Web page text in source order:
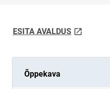
ESITA AVALDUSlink opens
Õppekava